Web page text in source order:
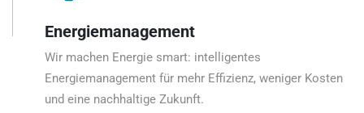
Energiemanagement
Wir machen Energie smart: intelligentes
Energiemanagement für mehr Effizienz, weniger Kosten
und eine nachhaltige Zukunft.